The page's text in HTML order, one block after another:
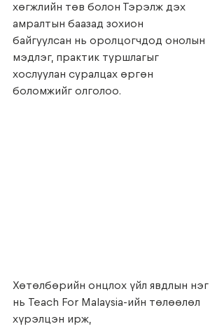
хөгжлийн төв болон Тэрэлж дэх
амралтын баазад зохион
байгуулсан нь оролцогчдод онолын
мэдлэг, практик туршлагыг
хослуулан суралцах өргөн
боломжийг олголоо.
Хөтөлбөрийн онцлох үйл явдлын нэг
нь Teach For Malaysia-ийн төлөөлөл
хүрэлцэн ирж,